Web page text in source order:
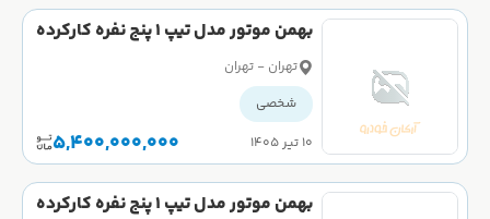
بهمن موتور مدل تیپ 1 پنج نفره کارکرده
تهران - تهران
شخصی
۱۰ تیر ۱۴۰۵
5,400,000,000
بهمن موتور مدل تیپ 1 پنج نفره کارکرده